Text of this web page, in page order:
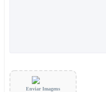
Enviar Imagens